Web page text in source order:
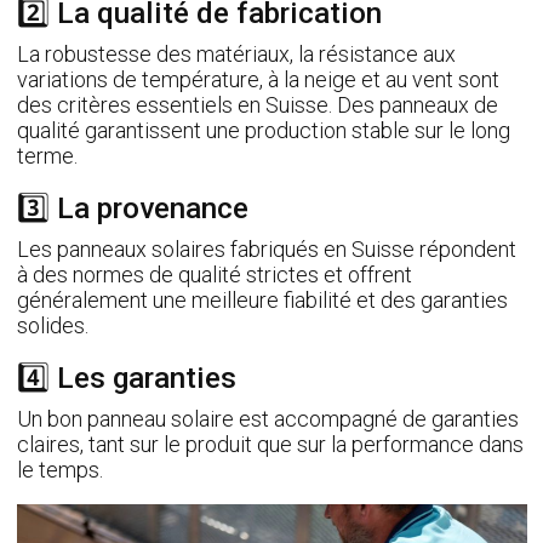
2️⃣ La qualité de fabrication
La robustesse des matériaux, la résistance aux
variations de température, à la neige et au vent sont
des critères essentiels en Suisse. Des panneaux de
qualité garantissent une production stable sur le long
terme.
3️⃣ La provenance
Les panneaux solaires fabriqués en Suisse répondent
à des normes de qualité strictes et offrent
généralement une meilleure fiabilité et des garanties
solides.
4️⃣ Les garanties
Un bon panneau solaire est accompagné de garanties
claires, tant sur le produit que sur la performance dans
le temps.